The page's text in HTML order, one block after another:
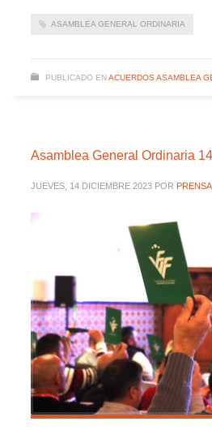
ASAMBLEA GENERAL ORDINARIA
PUBLICADO EN ACUERDOS ASAMBLEA
Asamblea General Ordinaria
JUEVES, 14 DICIEMBRE 2023 POR